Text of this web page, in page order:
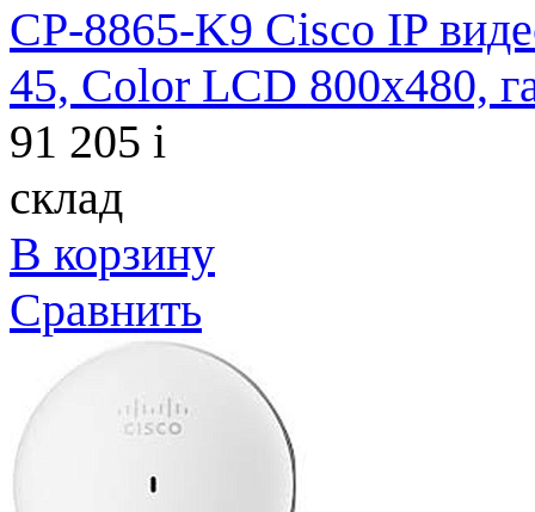
CP-8865-K9 Cisco IP
45, Color LCD 800х480,
91 205 i
склад
В корзину
Сравнить